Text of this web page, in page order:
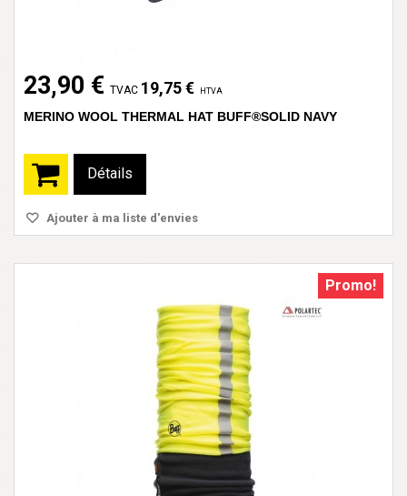
23,90 € TVAC 19,75 € HTVA
MERINO WOOL THERMAL HAT BUFF®SOLID NAVY
Détails
Ajouter à ma liste d'envies
Promo!